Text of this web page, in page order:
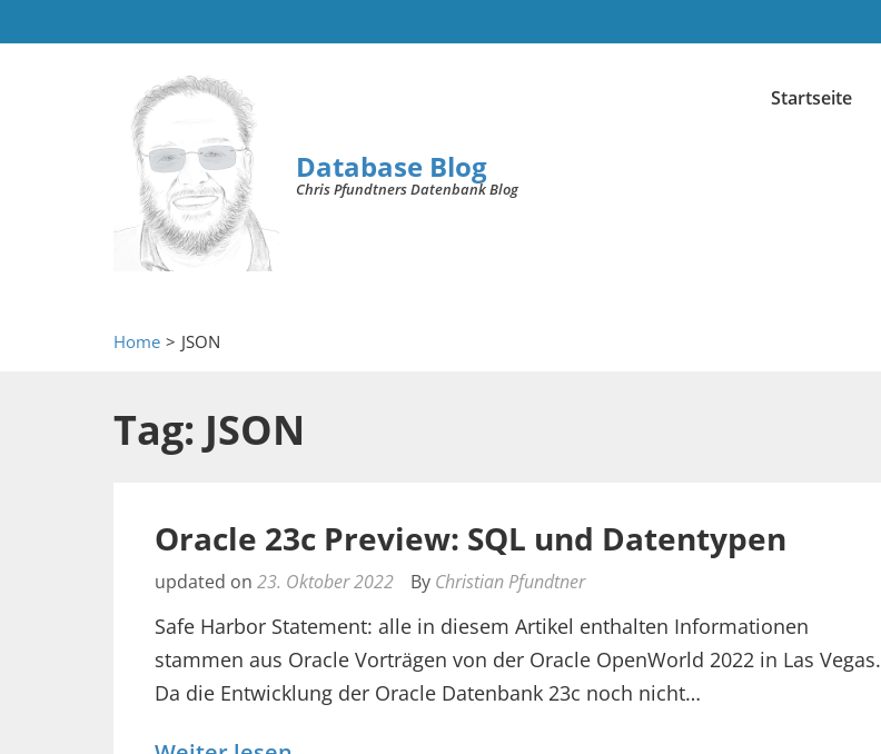
Database Blog
Chris Pfundtners Datenbank Blog
Startseite
Home > JSON
Tag: JSON
Oracle 23c Preview: SQL und Datentypen
updated on 23. Oktober 2022 By Christian Pfundtner
Safe Harbor Statement: alle in diesem Artikel enthalten Informationen
stammen aus Oracle Vorträgen von der Oracle OpenWorld 2022 in Las Vegas.
Da die Entwicklung der Oracle Datenbank 23c noch nicht…